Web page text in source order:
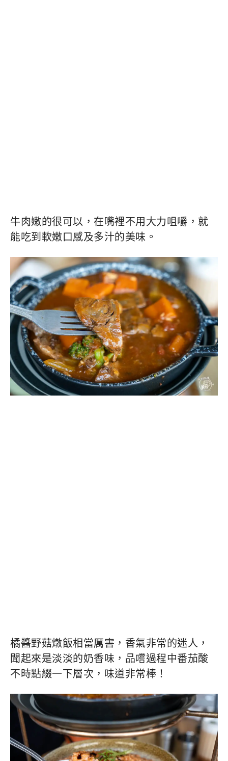
牛肉嫩的很可以，在嘴裡不用大力咀嚼，就
能吃到軟嫩口感及多汁的美味。
橘醬野菇燉飯相當厲害，香氣非常的迷人，
聞起來是淡淡的奶香味，品嚐過程中番茄酸
不時點綴一下層次，味道非常棒！